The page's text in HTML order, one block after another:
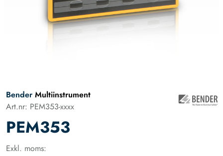
Bender Multiinstrument
Art.nr: PEM353-xxxx
PEM353
Exkl. moms: